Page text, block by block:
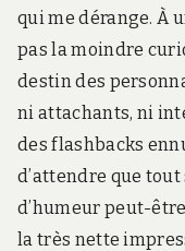
qui me dérange. À
pas la moindre
destin des
ni attachants, ni
des flashbacks
d’attendre que
d’humeur peut-
la très nette